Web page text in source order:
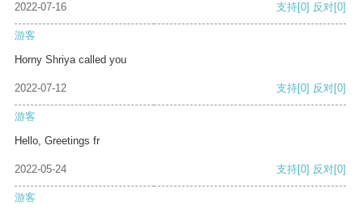
2022-07-16 支持[0] 反对[0]
游客
Horny Shriya called you
2022-07-12 支持[0] 反对[0]
游客
Hello, Greetings fr
2022-05-24 支持[0] 反对[0]
游客